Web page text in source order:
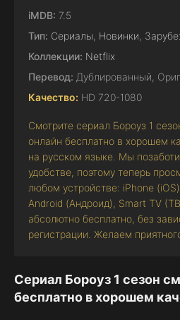
iMDB: 7.5
Тип: Сериалы, Новинки,
Коллекции: Netflix
Перевод: Дублированный,
Качество: HD 720-1080
Смотрите сериал Бороуз 1
онлайн бесплатно в хорошем
на русском языке. Мы
удобстве, поэтому теперь
любом устройстве: iPhone
Android (Андроид), Smart TV
абсолютно бесплатно, без
регистрации. Желаем
Сериал Бороуз 1 сезон
бесплатно в хорошем